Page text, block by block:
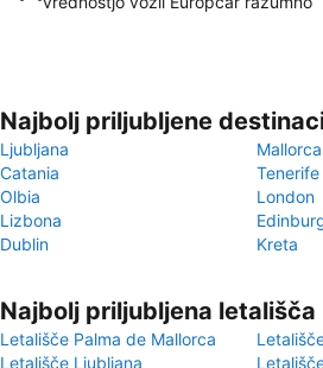
Najbolj priljubljene
Ljubljana
Mallorca
Catania
Tenerife
Olbia
London
Lizbona
Dublin
Kreta
Najbolj priljubljena
Letališče Palma de Mallorca
Letališče Ljubljana